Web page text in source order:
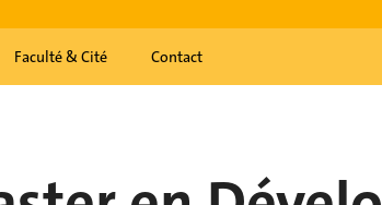
Faculté & Cité Contact